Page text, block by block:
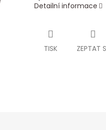
Detailní informace
TISK ZEPTAT